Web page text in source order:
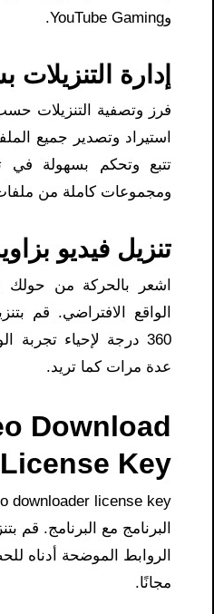
وYouTube Gaming.
إدارة التنزيلات
فرز وتصفية التنزيلات
تتبع وتحكم بسهولة في
ومجموعات كاملة من
تنزيل فيديو بزاوية 360
اشعر بالحركة من حولك
الواقع الافتراضي. قم
360 درجة لإحياء تجربة
عدة مرات كما تريد.
Download
License Key​:
البرنامج مع البرنامج. قم
الروابط الموضحة أدناه
مجانًا.